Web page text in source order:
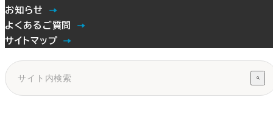
お知らせ
よくあるご質問
サイトマップ